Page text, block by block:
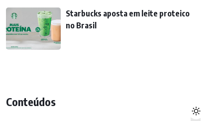
Starbucks aposta em leite proteico
no Brasil
Conteúdos